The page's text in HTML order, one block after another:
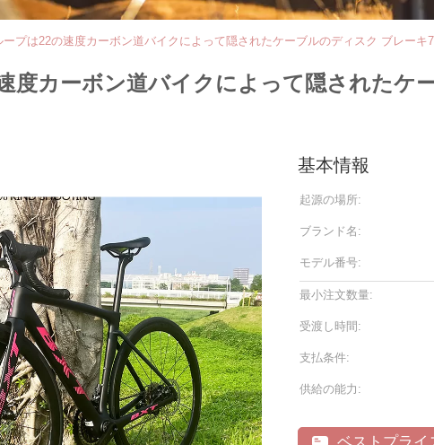
ープは22の速度カーボン道バイクによって隠されたケーブルのディスク ブレーキ
度カーボン道バイクによって隠されたケ
基本情報
起源の場所:
ブランド名:
モデル番号:
最小注文数量:
受渡し時間:
支払条件:
供給の能力: